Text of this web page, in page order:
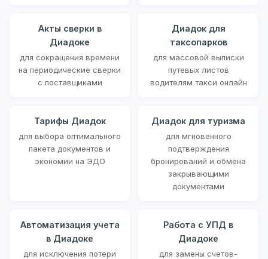
Акты сверки в
Диадоке
для сокращения времени
на периодические сверки
с поставщиками
Диадок для
таксопарков
для массовой выписки
путевых листов
водителям такси онлайн
Тарифы Диадок
для выбора оптимального
пакета документов и
экономии на ЭДО
Диадок для туризма
для мгновенного
подтверждения
бронирований и обмена
закрывающими
документами
Автоматизация учета
в Диадоке
для исключения потери
Работа с УПД в
Диадоке
для замены счетов-